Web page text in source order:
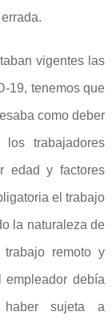
vigentes las
19, tenemos que
como deber
trabajadores
edad y factores
el trabajo
la naturaleza de
remoto y
empleador debía
sujeta a